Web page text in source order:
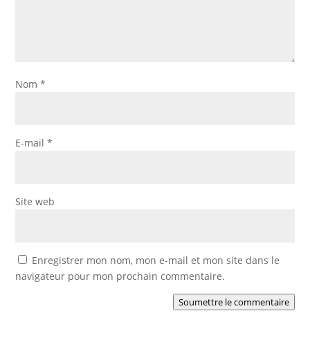
Nom*
E-mail*
Site web
Enregistrer mon nom, mon e-mail et mon site dans le
navigateur pour mon prochain commentaire.
Soumettre le commentaire